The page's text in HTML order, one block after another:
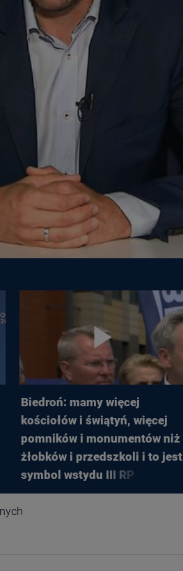
Biedroń: mamy więcej
kościołów i świątyń, więcej
pomników i monumentów niż
żłobków i przedszkoli i to jest
symbol wstydu III RP